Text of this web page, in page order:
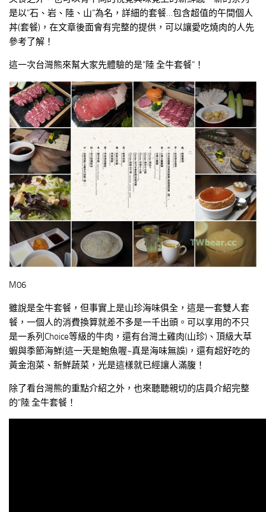
是以”石、岩、陸、山”為名，詳細的套餐…包含超值的午間個人
丼(套餐)，在文章後面會有完整的提供，可以讓愛吃燒肉的人先
參考了解！
這一次台灣熊來幫大家先體驗的是”陸 全牛套餐”！
M06
雖說是全牛套餐，但事實上是山珍海味俱全，這是一套雙人套
餐，一個人的消費換算就差不多是一千出頭。可以享用的不只
是一系列Choice等級的牛肉，還有台灣土雞肉(山珍)、頂級大草
蝦與季節海鮮(這一天是鮑魚喔~真是海味無誤)，還有超好吃的
黃金泡菜、新鮮蔬菜，光是這樣就已經讓人滿腹！
除了看台灣熊的重點介紹之外，也來聽聽親切的店員介紹完整
的”陸 全牛套餐！